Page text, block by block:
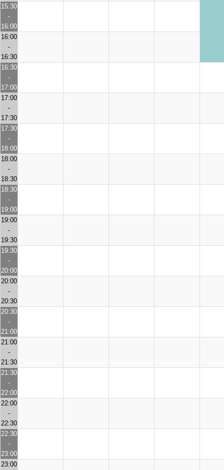
15:30
-
16:00
16:00
-
16:30
16:30
-
17:00
17:00
-
17:30
17:30
-
18:00
18:00
-
18:30
18:30
-
19:00
19:00
-
19:30
19:30
-
20:00
20:00
-
20:30
20:30
-
21:00
21:00
-
21:30
21:30
-
22:00
22:00
-
22:30
22:30
-
23:00
23:00